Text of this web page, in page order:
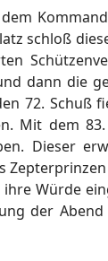
schloß
dann die
72. Schuß
Mit dem
Dieser
Würde
der